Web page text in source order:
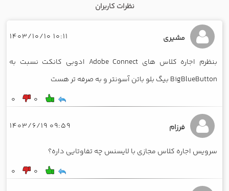
نظرات کاربران
مشیری 10:11 1403/10/10
بنظرم اجاره کلاس های Adobe Connect ادوبی کانکت نسبت به
BigBlueButton بیگ بلو باتن آسونتر و به صرفه تر هست
0
0
فرزام 09:59 1403/6/19
سرویس اجاره کلاس مجازی با لایسنس چه تفاوتایی داره؟
0
0